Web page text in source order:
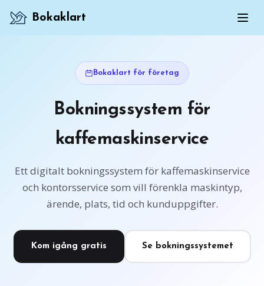
Bokaklart
Bokaklart för företag
Bokningssystem för
kaffemaskinservice
Ett digitalt bokningssystem för kaffemaskinservice
och kontorsservice som vill förenkla maskintyp,
ärende, plats, tid och kunduppgifter.
Kom igång gratis Se bokningssystemet